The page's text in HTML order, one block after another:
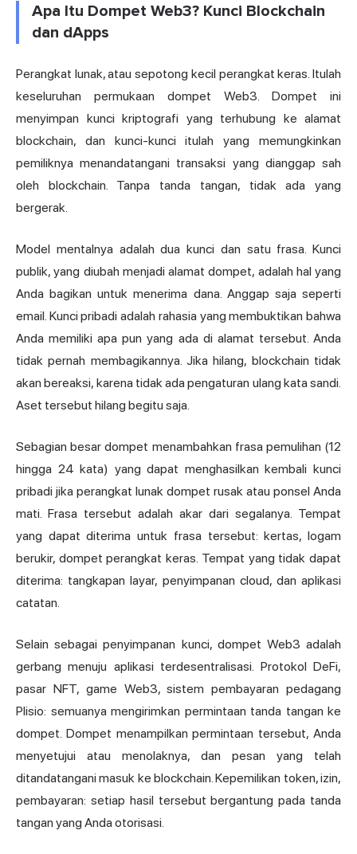
Apa Itu Dompet Web3? Kunci Blockchain
dan dApps
Perangkat lunak, atau sepotong kecil perangkat keras. Itulah
keseluruhan permukaan dompet Web3. Dompet ini
menyimpan kunci kriptografi yang terhubung ke alamat
blockchain, dan kunci-kunci itulah yang memungkinkan
pemiliknya menandatangani transaksi yang dianggap sah
oleh blockchain. Tanpa tanda tangan, tidak ada yang
bergerak.
Model mentalnya adalah dua kunci dan satu frasa. Kunci
publik, yang diubah menjadi alamat dompet, adalah hal yang
Anda bagikan untuk menerima dana. Anggap saja seperti
email. Kunci pribadi adalah rahasia yang membuktikan bahwa
Anda memiliki apa pun yang ada di alamat tersebut. Anda
tidak pernah membagikannya. Jika hilang, blockchain tidak
akan bereaksi, karena tidak ada pengaturan ulang kata sandi.
Aset tersebut hilang begitu saja.
Sebagian besar dompet menambahkan frasa pemulihan (12
hingga 24 kata) yang dapat menghasilkan kembali kunci
pribadi jika perangkat lunak dompet rusak atau ponsel Anda
mati. Frasa tersebut adalah akar dari segalanya. Tempat
yang dapat diterima untuk frasa tersebut: kertas, logam
berukir, dompet perangkat keras. Tempat yang tidak dapat
diterima: tangkapan layar, penyimpanan cloud, dan aplikasi
catatan.
Selain sebagai penyimpanan kunci, dompet Web3 adalah
gerbang menuju aplikasi terdesentralisasi. Protokol DeFi,
pasar NFT, game Web3, sistem pembayaran pedagang
Plisio: semuanya mengirimkan permintaan tanda tangan ke
dompet. Dompet menampilkan permintaan tersebut, Anda
menyetujui atau menolaknya, dan pesan yang telah
ditandatangani masuk ke blockchain. Kepemilikan token, izin,
pembayaran: setiap hasil tersebut bergantung pada tanda
tangan yang Anda otorisasi.